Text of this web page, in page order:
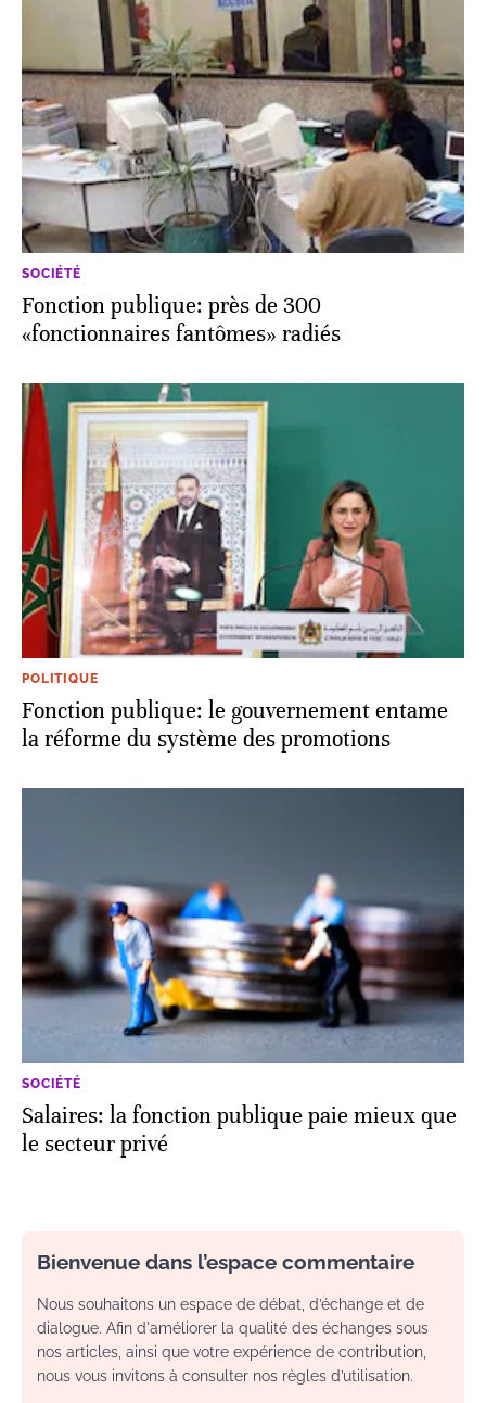
SOCIÉTÉ
Fonction publique: près de 300
«fonctionnaires fantômes» radiés
POLITIQUE
Fonction publique: le gouvernement entame
la réforme du système des promotions
SOCIÉTÉ
Salaires: la fonction publique paie mieux que
le secteur privé
Bienvenue dans l’espace commentaire
Nous souhaitons un espace de débat, d’échange et de
dialogue. Afin d'améliorer la qualité des échanges sous
nos articles, ainsi que votre expérience de contribution,
nous vous invitons à consulter nos règles d’utilisation.